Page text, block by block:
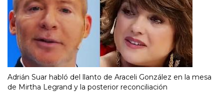
Adrián Suar habló del llanto de Araceli González en la mesa
de Mirtha Legrand y la posterior reconciliación